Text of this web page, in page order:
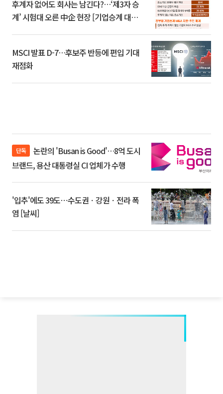
후계자 없어도 회사는 남긴다?…‘제3자 승
계’ 시험대 오른 中企 현장 [기업승계 대전
MSCI 발표 D-7…후보주 반등에 편입 기대
재점화
단독
브랜드, 용산 대통령실 CI 업체가 수행
'입추'에도 39도⋯수도권ㆍ강원ㆍ전라 폭
염 [날씨]